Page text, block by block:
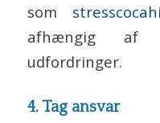
som
afhængig af
udfordringer.
4. Tag ansvar